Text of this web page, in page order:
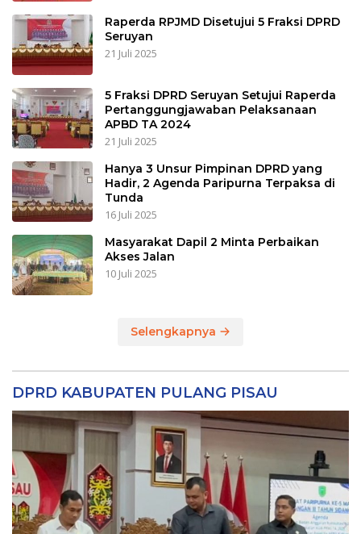
Raperda RPJMD Disetujui 5 Fraksi DPRD
Seruyan
21 Juli 2025
5 Fraksi DPRD Seruyan Setujui Raperda
Pertanggungjawaban Pelaksanaan
APBD TA 2024
21 Juli 2025
Hanya 3 Unsur Pimpinan DPRD yang
Hadir, 2 Agenda Paripurna Terpaksa di
Tunda
16 Juli 2025
Masyarakat Dapil 2 Minta Perbaikan
Akses Jalan
10 Juli 2025
Selengkapnya
DPRD KABUPATEN PULANG PISAU